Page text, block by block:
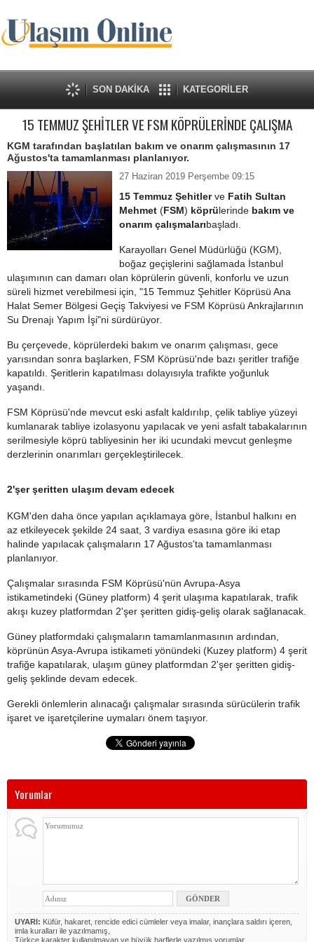
SON DAKİKA KATEGORİLER
15 TEMMUZ ŞEHİTLER VE FSM KÖPRÜLERİNDE ÇALIŞMA
KGM tarafından başlatılan bakım ve onarım çalışmasının 17
Ağustos'ta tamamlanması planlanıyor.
27 Haziran 2019 Perşembe 09:15
15 Temmuz Şehitlerve Fatih Sultan
Mehmet (FSM) köprülerinde bakım ve
onarım çalışmalarıbaşladı.
Karayolları Genel Müdürlüğü (KGM),
boğaz geçişlerini sağlamada İstanbul
ulaşımının can damarı olan köprülerin güvenli, konforlu ve uzun
süreli hizmet verebilmesi için, "15 Temmuz Şehitler Köprüsü Ana
Halat Semer Bölgesi Geçiş Takviyesi ve FSM Köprüsü Ankrajlarının
Su Drenajı Yapım İşi"ni sürdürüyor.
Bu çerçevede, köprülerdeki bakım ve onarım çalışması, gece
yarısından sonra başlarken, FSM Köprüsü'nde bazı şeritler trafiğe
kapatıldı. Şeritlerin kapatılması dolayısıyla trafikte yoğunluk
yaşandı.
FSM Köprüsü'nde mevcut eski asfalt kaldırılıp, çelik tabliye yüzeyi
kumlanarak tabliye izolasyonu yapılacak ve yeni asfalt tabakalarının
serilmesiyle köprü tabliyesinin her iki ucundaki mevcut genleşme
derzlerinin onarımları gerçekleştirilecek.
2'şer şeritten ulaşım devam edecek
KGM'den daha önce yapılan açıklamaya göre, İstanbul halkını en
az etkileyecek şekilde 24 saat, 3 vardiya esasına göre iki etap
halinde yapılacak çalışmaların 17 Ağustos'ta tamamlanması
planlanıyor.
Çalışmalar sırasında FSM Köprüsü'nün Avrupa-Asya
istikametindeki (Güney platform) 4 şerit ulaşıma kapatılarak, trafik
akışı kuzey platformdan 2'şer şeritten gidiş-geliş olarak sağlanacak.
Güney platformdaki çalışmaların tamamlanmasının ardından,
köprünün Asya-Avrupa istikameti yönündeki (Kuzey platform) 4 şerit
trafiğe kapatılarak, ulaşım güney platformdan 2'şer şeritten gidiş-
geliş şeklinde devam edecek.
Gerekli önlemlerin alınacağı çalışmalar sırasında sürücülerin trafik
işaret ve işaretçilerine uymaları önem taşıyor.
Yorumlar
UYARI: Küfür, hakaret, rencide edici cümleler veya imalar, inançlara saldırı içeren,
imla kuralları ile yazılmamış,
Türkçe karakter kullanılmayan ve büyük harflerle yazılmış yorumlar